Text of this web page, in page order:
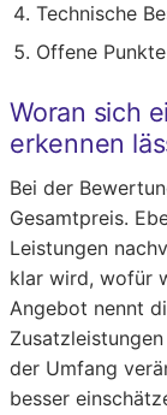
Technische
Offene
Woran sich
erkennen
Bei der
Gesamtpreis.
Leistungen
klar wird, wofür
Angebot nennt
der Umfang
besser